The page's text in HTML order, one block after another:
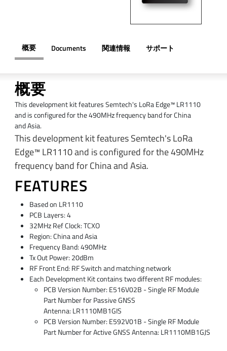
概要 Documents 関連情報 サポート
概要
This development kit features Semtech's LoRa Edge™ LR1110
and is configured for the 490MHz frequency band for China
and Asia.
This development kit features Semtech's LoRa
Edge™ LR1110 and is configured for the 490MHz
frequency band for China and Asia.
FEATURES
Based on LR1110
PCB Layers: 4
32MHz Ref Clock: TCXO
Region: China and Asia
Frequency Band: 490MHz
Tx Out Power: 20dBm
RF Front End: RF Switch and matching network
Each Development Kit contains two different RF modules:
PCB Version Number: E516V02B - Single RF Module
Part Number for Passive GNSS
Antenna: LR1110MB1GIS
PCB Version Number: E592V01B - Single RF Module
Part Number for Active GNSS Antenna: LR1110MB1GJS